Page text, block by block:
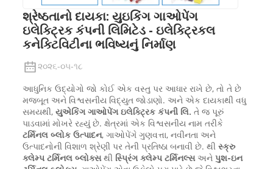
શ્રેષ્ઠતાનો દાયકા: યુઇકિંગ ગાઓપેંગ
ઇલેક્ટ્રિક કંપની લિમિટેડ - ઇલેક્ટ્રિકલ
કનેક્ટિવિટીના ભવિષ્યનું નિર્માણ
૨૦૨૬-૦૫-૧૮
આધુનિક ઉદ્યોગો જો કોઈ એક વસ્તુ પર આધાર રાખે છે, તો તે છે
મજબૂત અને વિશ્વસનીય વિદ્યુત જોડાણો. અને એક દાયકાથી વધુ
સમયથી, યુએકિંગ ગાઓપેંગ ઇલેક્ટ્રિક કંપની લિ. તે જ પૂરું
પાડવામાં મોખરે રહ્યું છે. ક્ષેત્રમાં એક વિશ્વસનીય નામ તરીકે
ટર્મિનલ બ્લોક ઉત્પાદન, ગાઓપેંગે ગુણવત્તા, નવીનતા અને
ઉત્પાદનોની વિશાળ શ્રેણી પર તેની પ્રતિષ્ઠા બનાવી છે. થી સ્ક્રુ
ક્લેમ્પ ટર્મિનલ બ્લોક્સથી સ્પ્રિંગ ક્લેમ્પ ટર્મિનલ્સઅને પુશ-ઇન